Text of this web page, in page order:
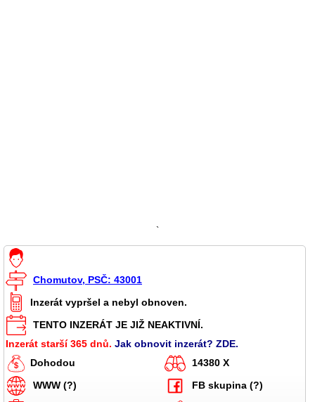
`
Chomutov, PSČ: 43001
Inzerát vypršel a nebyl obnoven.
TENTO INZERÁT JE JIŽ NEAKTIVNÍ.
Inzerát starší 365 dnů. Jak obnovit inzerát? ZDE.
Dohodou
14380 X
WWW (?)
FB skupina (?)